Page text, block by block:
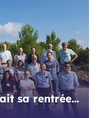
sa rentrée...